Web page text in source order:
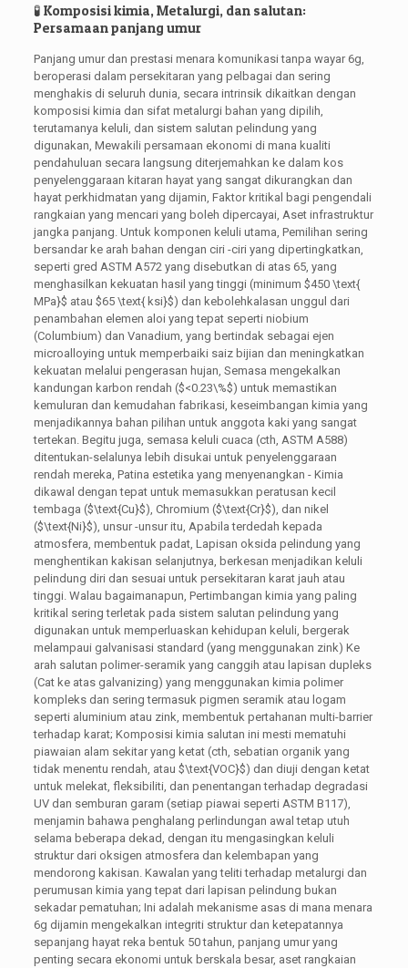
🧪 Komposisi kimia, Metalurgi, dan salutan:
Persamaan panjang umur
Panjang umur dan prestasi menara komunikasi tanpa wayar 6g,
beroperasi dalam persekitaran yang pelbagai dan sering
menghakis di seluruh dunia, secara intrinsik dikaitkan dengan
komposisi kimia dan sifat metalurgi bahan yang dipilih,
terutamanya keluli, dan sistem salutan pelindung yang
digunakan, Mewakili persamaan ekonomi di mana kualiti
pendahuluan secara langsung diterjemahkan ke dalam kos
penyelenggaraan kitaran hayat yang sangat dikurangkan dan
hayat perkhidmatan yang dijamin, Faktor kritikal bagi pengendali
rangkaian yang mencari yang boleh dipercayai, Aset infrastruktur
jangka panjang. Untuk komponen keluli utama, Pemilihan sering
bersandar ke arah bahan dengan ciri -ciri yang dipertingkatkan,
seperti gred ASTM A572 yang disebutkan di atas 65, yang
menghasilkan kekuatan hasil yang tinggi (minimum $450 \text{
MPa}$ atau $65 \text{ ksi}$) dan kebolehkalasan unggul dari
penambahan elemen aloi yang tepat seperti niobium
(Columbium) dan Vanadium, yang bertindak sebagai ejen
microalloying untuk memperbaiki saiz bijian dan meningkatkan
kekuatan melalui pengerasan hujan, Semasa mengekalkan
kandungan karbon rendah ($<0.23\%$) untuk memastikan
kemuluran dan kemudahan fabrikasi, keseimbangan kimia yang
menjadikannya bahan pilihan untuk anggota kaki yang sangat
tertekan. Begitu juga, semasa keluli cuaca (cth, ASTM A588)
ditentukan-selalunya lebih disukai untuk penyelenggaraan
rendah mereka, Patina estetika yang menyenangkan - Kimia
dikawal dengan tepat untuk memasukkan peratusan kecil
tembaga ($\text{Cu}$), Chromium ($\text{Cr}$), dan nikel
($\text{Ni}$), unsur -unsur itu, Apabila terdedah kepada
atmosfera, membentuk padat, Lapisan oksida pelindung yang
menghentikan kakisan selanjutnya, berkesan menjadikan keluli
pelindung diri dan sesuai untuk persekitaran karat jauh atau
tinggi. Walau bagaimanapun, Pertimbangan kimia yang paling
kritikal sering terletak pada sistem salutan pelindung yang
digunakan untuk memperluaskan kehidupan keluli, bergerak
melampaui galvanisasi standard (yang menggunakan zink) Ke
arah salutan polimer-seramik yang canggih atau lapisan dupleks
(Cat ke atas galvanizing) yang menggunakan kimia polimer
kompleks dan sering termasuk pigmen seramik atau logam
seperti aluminium atau zink, membentuk pertahanan multi-barrier
terhadap karat; Komposisi kimia salutan ini mesti mematuhi
piawaian alam sekitar yang ketat (cth, sebatian organik yang
tidak menentu rendah, atau $\text{VOC}$) dan diuji dengan ketat
untuk melekat, fleksibiliti, dan penentangan terhadap degradasi
UV dan semburan garam (setiap piawai seperti ASTM B117),
menjamin bahawa penghalang perlindungan awal tetap utuh
selama beberapa dekad, dengan itu mengasingkan keluli
struktur dari oksigen atmosfera dan kelembapan yang
mendorong kakisan. Kawalan yang teliti terhadap metalurgi dan
perumusan kimia yang tepat dari lapisan pelindung bukan
sekadar pematuhan; Ini adalah mekanisme asas di mana menara
6g dijamin mengekalkan integriti struktur dan ketepatannya
sepanjang hayat reka bentuk 50 tahun, panjang umur yang
penting secara ekonomi untuk berskala besar, aset rangkaian